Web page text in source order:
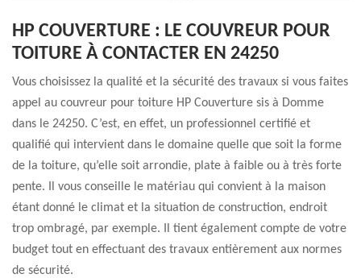
HP COUVERTURE : LE COUVREUR POUR
TOITURE À CONTACTER EN 24250
Vous choisissez la qualité et la sécurité des travaux si vous faites
appel au couvreur pour toiture HP Couverture sis à Domme
dans le 24250. C’est, en effet, un professionnel certifié et
qualifié qui intervient dans le domaine quelle que soit la forme
de la toiture, qu’elle soit arrondie, plate à faible ou à très forte
pente. Il vous conseille le matériau qui convient à la maison
étant donné le climat et la situation de construction, endroit
trop ombragé, par exemple. Il tient également compte de votre
budget tout en effectuant des travaux entièrement aux normes
de sécurité.